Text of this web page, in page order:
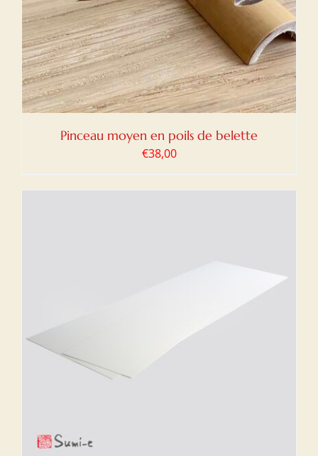
Pinceau moyen en poils de belette
€38,00